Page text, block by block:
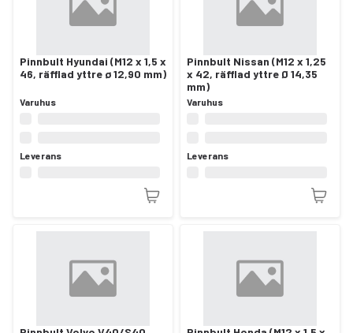
Pinnbult Hyundai (M12 x 1,5 x
46, räfflad yttre ø 12,90 mm)
Varuhus
Leverans
Pinnbult Nissan (M12 x 1,25
x 42, räfflad yttre Ø 14,35
mm)
Varuhus
Leverans